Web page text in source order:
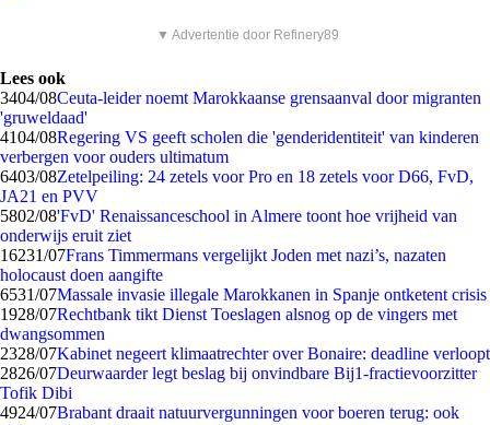
▼ Advertentie door Refinery89
Lees ook
3404/08Ceuta-leider noemt Marokkaanse grensaanval door migranten
'gruweldaad'
4104/08Regering VS geeft scholen die 'genderidentiteit' van kinderen
verbergen voor ouders ultimatum
6403/08Zetelpeiling: 24 zetels voor Pro en 18 zetels voor D66, FvD,
JA21 en PVV
5802/08'FvD' Renaissanceschool in Almere toont hoe vrijheid van
onderwijs eruit ziet
16231/07Frans Timmermans vergelijkt Joden met nazi’s, nazaten
holocaust doen aangifte
6531/07Massale invasie illegale Marokkanen in Spanje ontketent crisis
1928/07Rechtbank tikt Dienst Toeslagen alsnog op de vingers met
dwangsommen
2328/07Kabinet negeert klimaatrechter over Bonaire: deadline verloopt
2826/07Deurwaarder legt beslag bij onvindbare Bij1-fractievoorzitter
Tofik Dibi
4924/07Brabant draait natuurvergunningen voor boeren terug: ook